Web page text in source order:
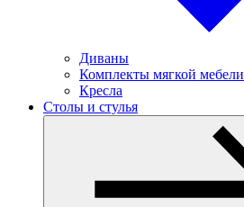
Диваны
Комплекты мягкой мебели
Кресла
Столы и стулья